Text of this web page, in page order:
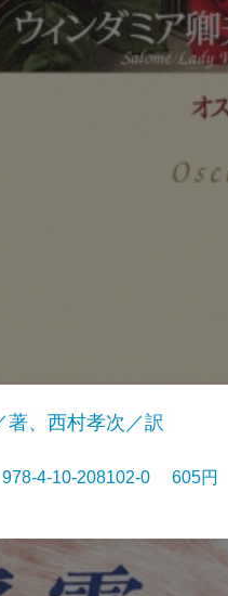
著、西村孝次／訳
4-10-208102-0 605円